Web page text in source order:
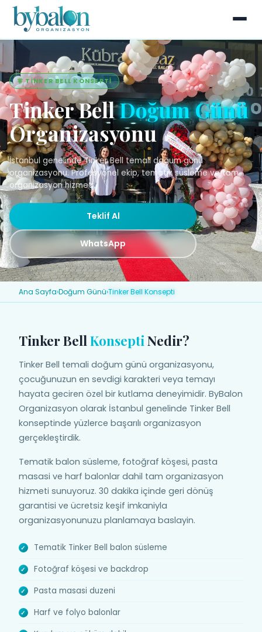
🧚 TINKER BELL KONSEPTI
Tinker BellDoğum Günü
Organizasyonu
İstanbul genelinde Tinker Bell temali doğum günü
organizasyonu. Profesyonel ekip, tematik süsleme ve tam
organizasyon hizmeti.
Teklif Al
WhatsApp
Ana Sayfa›Doğum Günü›Tinker Bell Konsepti
Tinker BellKonseptiNedir?
Tinker Bell temali doğum günü organizasyonu,
çocuğunuzun en sevdigi karakteri veya temayı
hayata geciren özel bir kutlama deneyimidir. ByBalon
Organizasyon olarak İstanbul genelinde Tinker Bell
konseptinde yüzlerce başarılı organizasyon
gerçekleştirdik.
Tematik balon süsleme, fotoğraf köşesi, pasta
masasi ve harf balonlar dahil tam organizasyon
hizmeti sunuyoruz. 30 dakika içinde geri dönüş
garantisi ve ücretsiz keşif imkaniyla
organizasyonunuzu planlamaya baslayin.
Tematik Tinker Bell balon süsleme
Fotoğraf köşesi ve backdrop
Pasta masasi duzeni
Harf ve folyo balonlar